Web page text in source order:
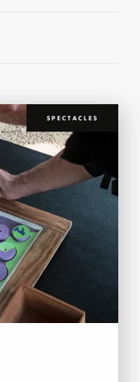
SPECTACLES